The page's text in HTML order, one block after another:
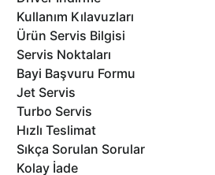
Kullanım Kılavuzları
Ürün Servis Bilgisi
Servis Noktaları
Bayi Başvuru Formu
Jet Servis
Turbo Servis
Hızlı Teslimat
Sıkça Sorulan Sorular
Kolay İade